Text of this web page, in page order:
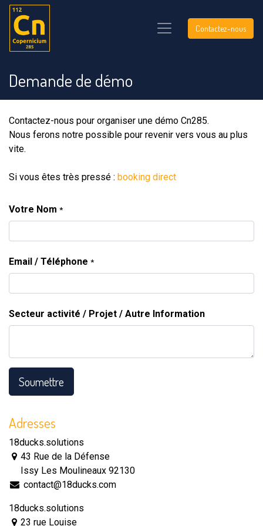
Contactez-nous
Demande de démo
Contactez-nous pour organiser une démo Cn285.
Nous ferons notre possible pour revenir vers vous au plus
vite.
Si vous êtes très pressé : booking direct
Votre Nom *
Email / Téléphone *
Secteur activité / Projet / Autre Information
Soumettre
Adresses
18ducks.solutions
43 Rue de la Défense
Issy Les Moulineaux 92130
contact@18ducks.com
18ducks.solutions
23 rue Louise